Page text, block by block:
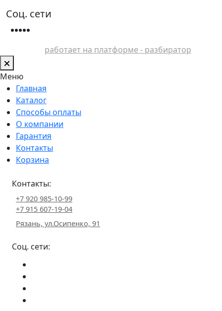
Соц. сети
работает на платформе - разбиратор
Меню
Главная
Каталог
Способы оплаты
О компании
Гарантия
Контакты
Корзина
Контакты:
+7 920 985-10-99
+7 915 607-19-04
Рязань, ул.Осипенко, 91
Соц. сети: